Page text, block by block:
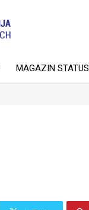
MAGAZIN STATUS